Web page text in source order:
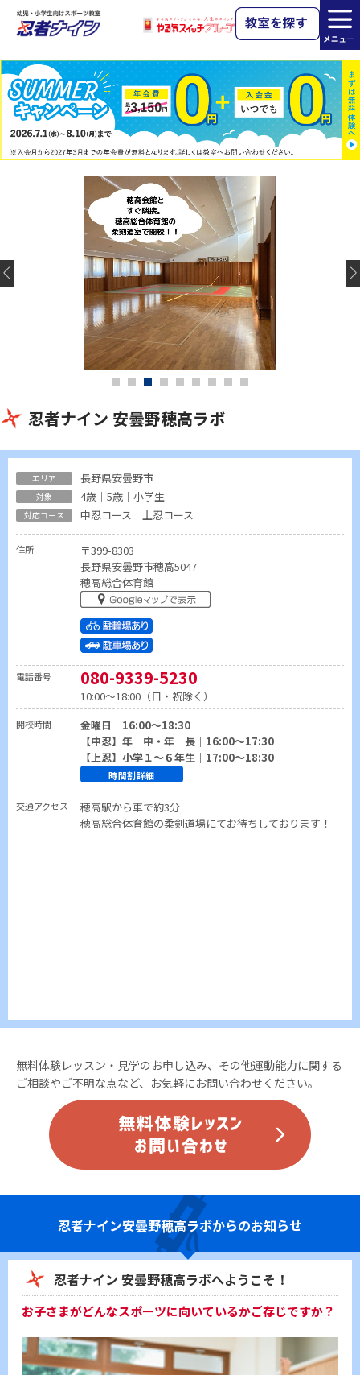
忍者ナイン 安曇野穂高ラボ
長野県安曇野市
4歳｜5歳｜小学生
中忍コース｜上忍コース
住所
〒399-8303
長野県安曇野市穂高5047
穂高総合体育館
電話番号 080-9339-5230
10:00～18:00（日・祝除く）
開校時間
金曜日 16:00～18:30
【中忍】年 中・年 長｜16:00～17:30
【上忍】小学１～６年生｜17:00～18:30
時間割詳細
交通アクセス
穂高駅から車で約3分
穂高総合体育館の柔剣道場にてお待ちしております！
無料体験レッスン・見学のお申し込み、その他運動能力に関する
ご相談やご不明な点など、お気軽にお問い合わせください。
忍者ナイン安曇野穂高ラボからのお知らせ
忍者ナイン 安曇野穂高ラボへようこそ！
お子さまがどんなスポーツに向いているかご存じですか？